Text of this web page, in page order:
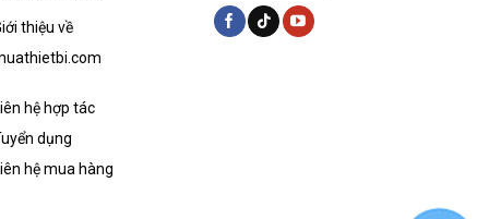
thiệu về
hệ hợp tác
dụng
hệ mua hàng